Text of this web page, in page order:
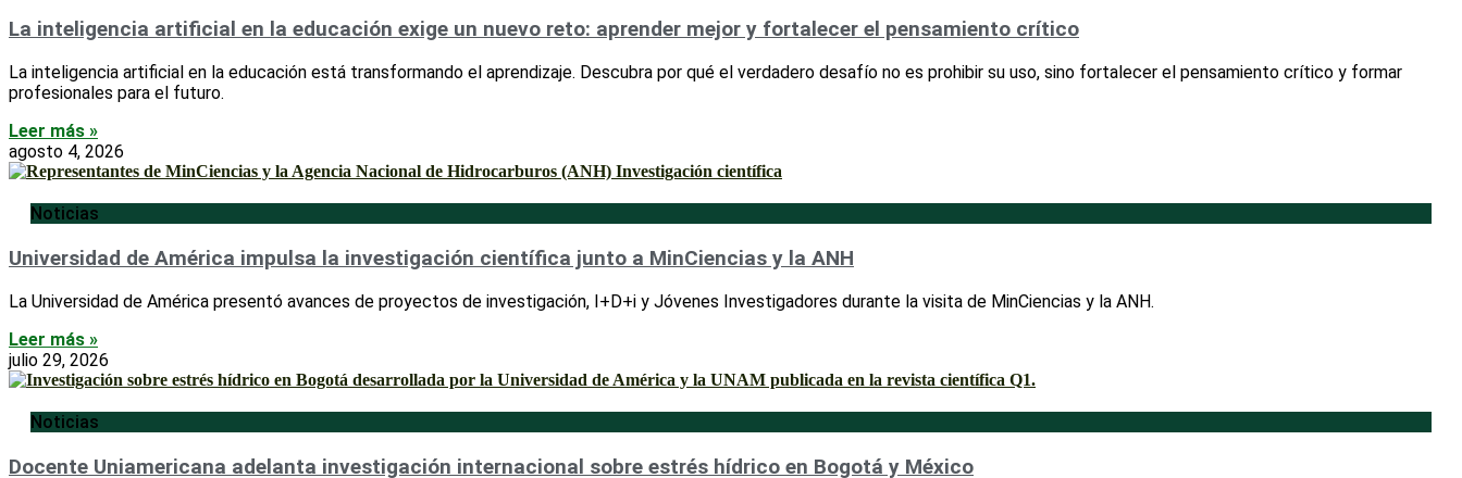
La inteligencia artificial en la educación exige un nuevo reto: aprender mejor y fortalecer el pensamiento crítico
La inteligencia artificial en la educación está transformando el aprendizaje. Descubra por qué el verdadero desafío no es prohibir su uso, sino fortalecer el pensamiento crítico y formar
profesionales para el futuro.
Leer más »
agosto 4, 2026
Noticias
Universidad de América impulsa la investigación científica junto a MinCiencias y la ANH
La Universidad de América presentó avances de proyectos de investigación, I+D+i y Jóvenes Investigadores durante la visita de MinCiencias y la ANH.
Leer más »
julio 29, 2026
Noticias
Docente Uniamericana adelanta investigación internacional sobre estrés hídrico en Bogotá y México